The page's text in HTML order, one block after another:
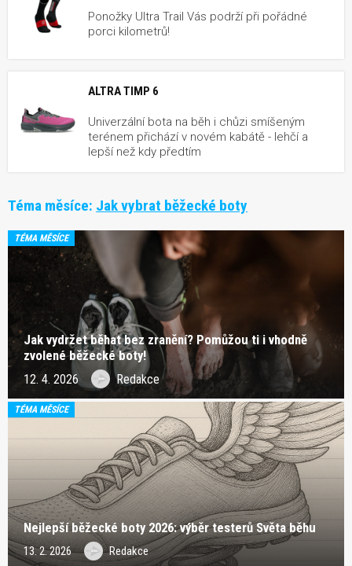
Ponožky Ultra Trail Vás podrží při pořádné
porci kilometrů!
ALTRA TIMP 6
Univerzální bota na běh i chůzi smíšeným
terénem přichází v novém kabátě - lehčí a
lepší než kdy předtím
Téma měsíce: Jak vybrat běžecké boty
TÉMA MĚSÍCE
Jak vydržet běhat bez zranění? Pomůžou ti i vhodně
zvolené běžecké boty!
12. 4. 2026 Redakce
TÉMA MĚSÍCE
Nejlepší běžecké boty 2026: výběr testerů Světa běhu
13. 2. 2026 Redakce